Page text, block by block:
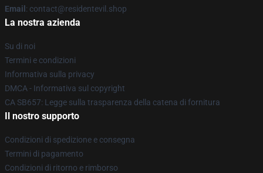
Email : contact@residentevil.shop
La nostra azienda
Su di noi
Termini e condizioni
Informativa sulla privacy
DMCA - Informativa sul copyright
CA SB657: Legge sulla trasparenza della catena di fornitura
Il nostro supporto
Condizioni di spedizione e consegna
Termini di pagamento
Condizioni di ritorno e rimborso